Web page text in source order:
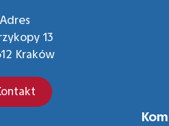
Adres
13
Kraków